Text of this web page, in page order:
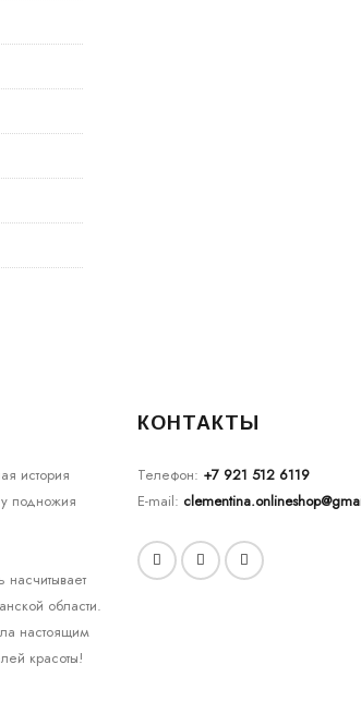
история
подножия
области.
настоящим
красоты!
КОНТАКТЫ
Телефон: +7 921 512 6119
E-mail: